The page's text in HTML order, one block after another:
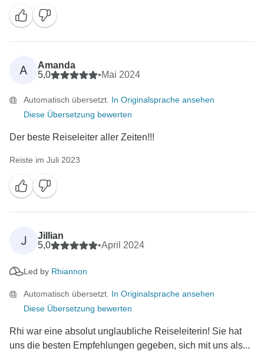
A
Amanda
5,0
•Mai 2024
Automatisch übersetzt. In Originalsprache ansehen
Diese Übersetzung bewerten
Der beste Reiseleiter aller Zeiten!!!
Reiste im Juli 2023
J
Jillian
5,0
•April 2024
Led by Rhiannon
Automatisch übersetzt. In Originalsprache ansehen
Diese Übersetzung bewerten
Rhi war eine absolut unglaubliche Reiseleiterin! Sie hat
uns die besten Empfehlungen gegeben, sich mit uns als...